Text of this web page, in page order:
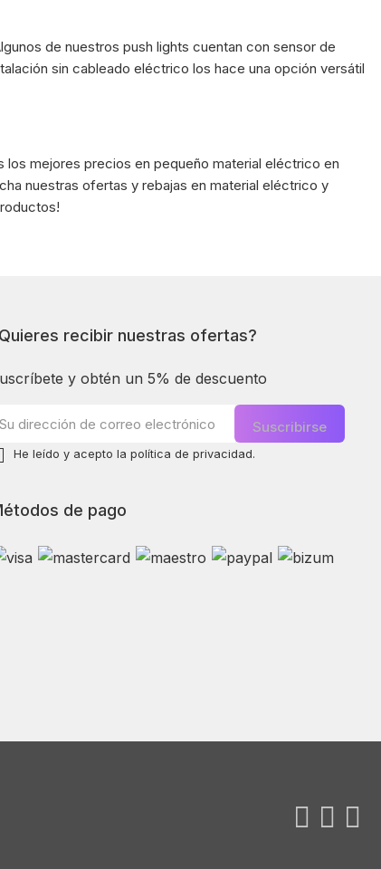
de nuestros push lights cuentan con sensor de
sin cableado eléctrico los hace una opción versátil
mejores precios en pequeño material eléctrico en
nuestras ofertas y rebajas en material eléctrico y
recibir nuestras ofertas?
y obtén un 5% de descuento
He leído y acepto la política de privacidad.
de pago